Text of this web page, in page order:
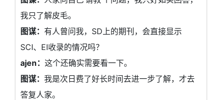
我只了解皮毛。
图谋： 有人曾问我，SD上的期刊，会直接显示
SCI、EI收录的情况吗？
ajen： 这个还确实需要看一下。
图谋： 我是次日费了好长时间去进一步了解，才去
答复人家。